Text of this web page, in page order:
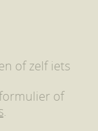
of zelf iets
of
.